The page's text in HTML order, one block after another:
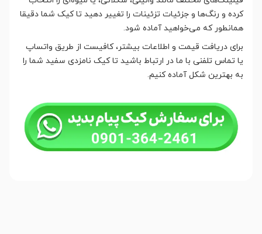
کرده و رنگ‌ها و جزئیات تزئینات را تغییر دهید تا کیک شما دقیقا
همانطور که می‌خواهید آماده شود.
برای دریافت قیمت و اطلاعات بیشتر، کافیست از طریق واتساپ
یا تماس تلفنی با ما در ارتباط باشید تا کیک نامزدی سفید شما را
به بهترین شکل آماده کنیم.